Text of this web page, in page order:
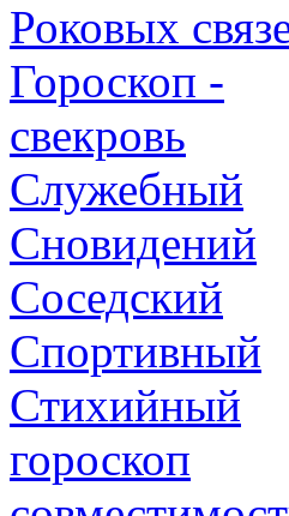
Роковых
Гороскоп -
свекровь
Служебный
Сновидений
Соседский
Спортивный
Стихийный
гороскоп